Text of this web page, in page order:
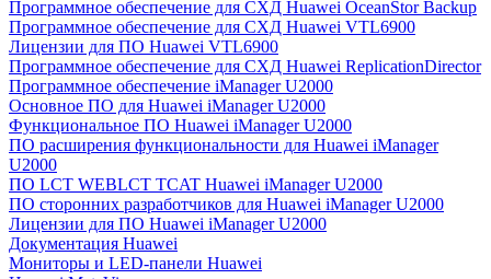
Программное обеспечение для СХД Huawei OceanStor Backup
Программное обеспечение для СХД Huawei VTL6900
Лицензии для ПО Huawei VTL6900
Программное обеспечение для СХД Huawei ReplicationDirector
Программное обеспечение iManager U2000
Основное ПО для Huawei iManager U2000
Функциональное ПО Huawei iManager U2000
ПО расширения функциональности для Huawei iManager
U2000
ПО LCT WEBLCT TCAT Huawei iManager U2000
ПО сторонних разработчиков для Huawei iManager U2000
Лицензии для ПО Huawei iManager U2000
Документация Huawei
Мониторы и LED-панели Huawei